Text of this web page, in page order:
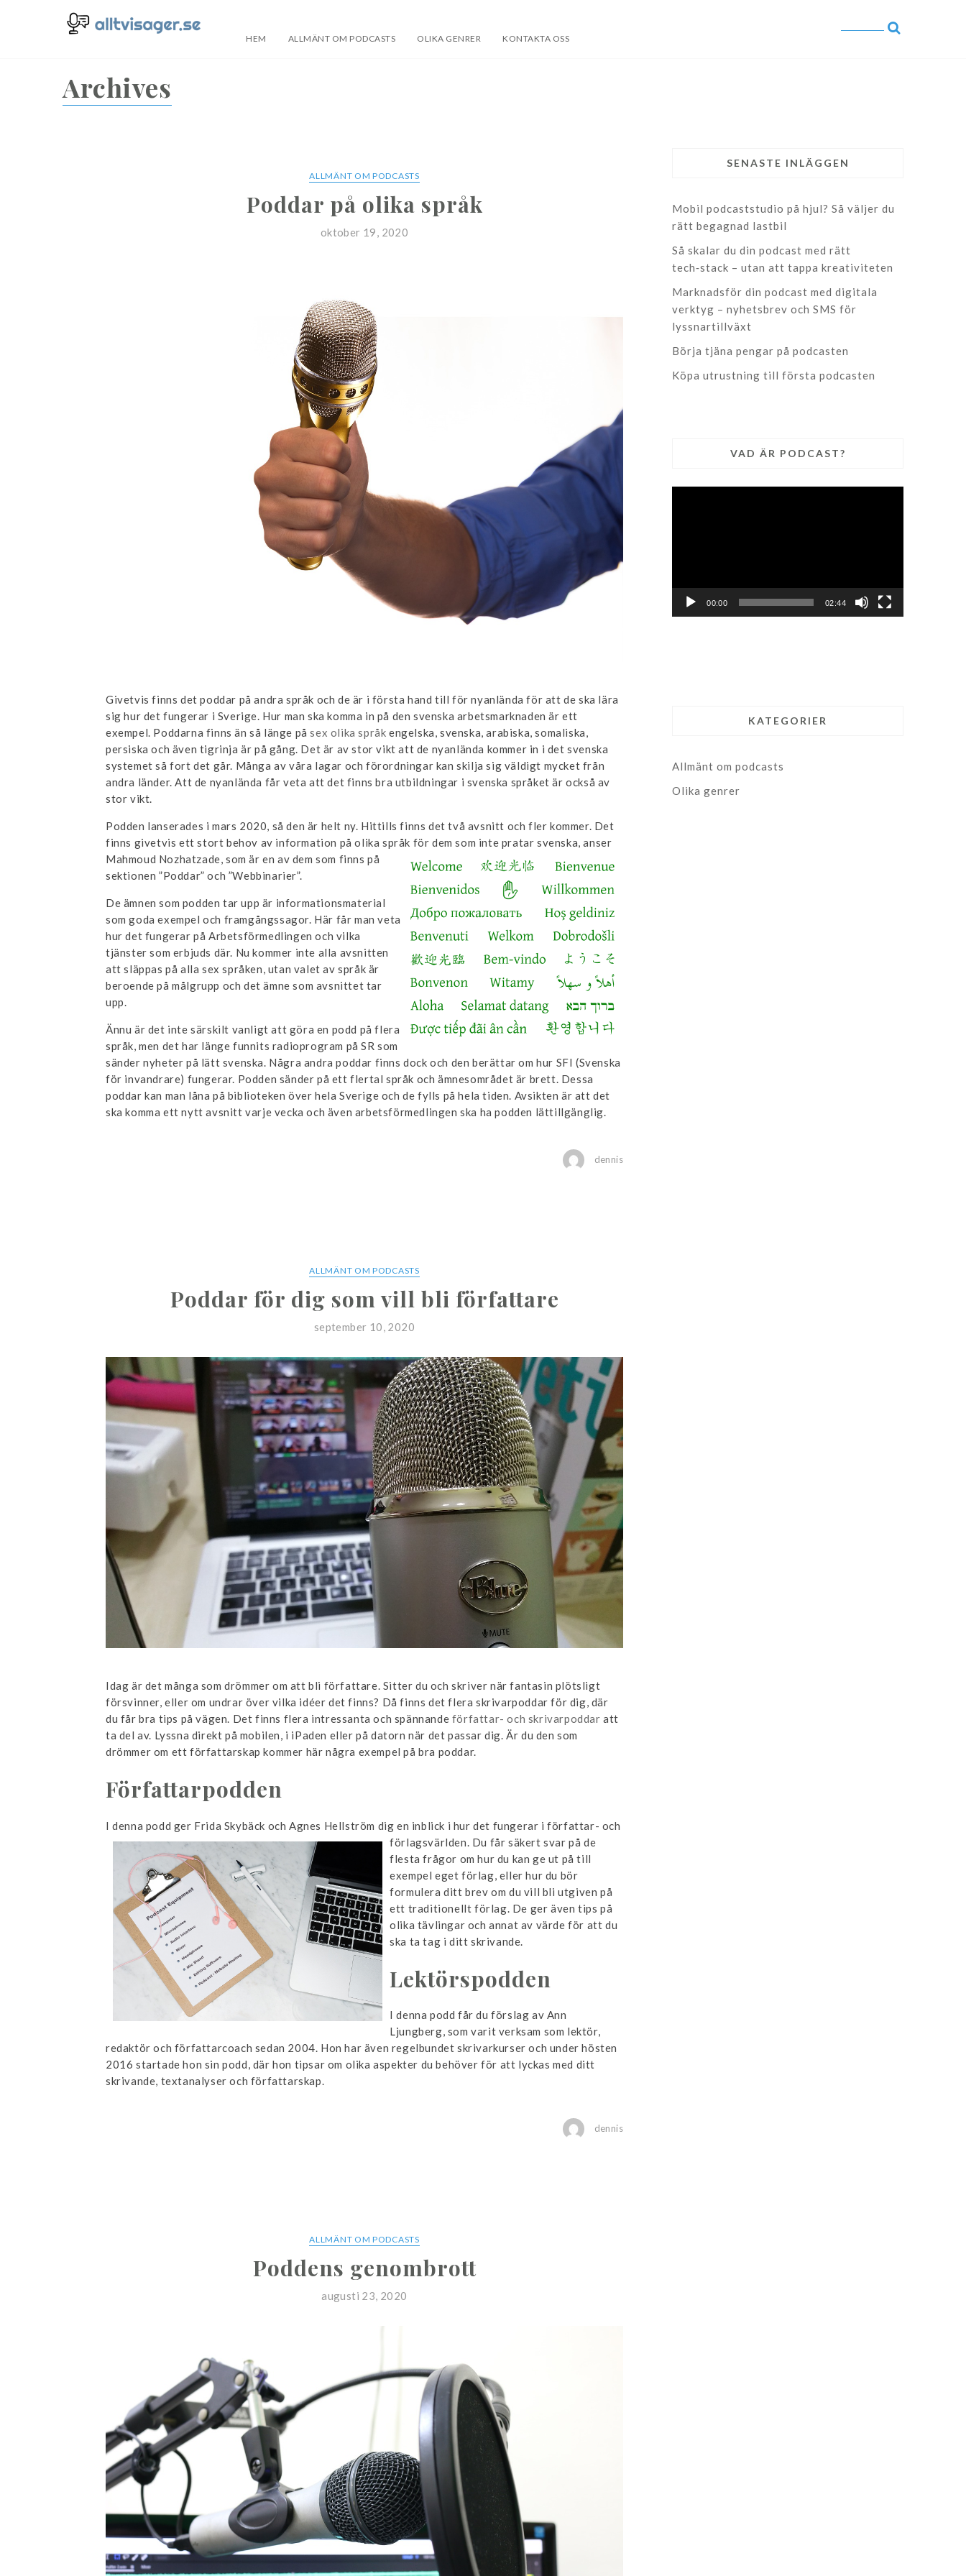
HEM ALLMÄNT OM PODCASTS OLIKA GENRER KONTAKTA OSS
Archives
ALLMÄNT OM PODCASTS
Poddar på olika språk
oktober 19, 2020
Givetvis finns det poddar på andra språk och de är i första hand till för nyanlända för att de ska lära
sig hur det fungerar i Sverige. Hur man ska komma in på den svenska arbetsmarknaden är ett
exempel. Poddarna finns än så länge påsex olika språk engelska, svenska, arabiska, somaliska,
persiska och även tigrinja är på gång. Det är av stor vikt att de nyanlända kommer in i det svenska
systemet så fort det går. Många av våra lagar och förordningar kan skilja sig väldigt mycket från
andra länder. Att de nyanlända får veta att det finns bra utbildningar i svenska språket är också av
stor vikt.
Podden lanserades i mars 2020, så den är helt ny. Hittills finns det två avsnitt och fler kommer. Det
finns givetvis ett stort behov av information på olika språk för dem som inte pratar svenska, anser
Mahmoud Nozhatzade, som är en av dem som finns på
sektionen ”Poddar” och ”Webbinarier”.
De ämnen som podden tar upp är informationsmaterial
som goda exempel och framgångssagor. Här får man veta
hur det fungerar på Arbetsförmedlingen och vilka
tjänster som erbjuds där. Nu kommer inte alla avsnitten
att släppas på alla sex språken, utan valet av språk är
beroende på målgrupp och det ämne som avsnittet tar
upp.
Ännu är det inte särskilt vanligt att göra en podd på flera
språk, men det har länge funnits radioprogram på SR som
sänder nyheter på lätt svenska. Några andra poddar finns dock och den berättar om hur SFI (Svenska
för invandrare) fungerar. Podden sänder på ett flertal språk och ämnesområdet är brett. Dessa
poddar kan man låna på biblioteken över hela Sverige och de fylls på hela tiden. Avsikten är att det
ska komma ett nytt avsnitt varje vecka och även arbetsförmedlingen ska ha podden lättillgänglig.
dennis
ALLMÄNT OM PODCASTS
Poddar för dig som vill bli författare
september 10, 2020
Idag är det många som drömmer om att bli författare. Sitter du och skriver när fantasin plötsligt
försvinner, eller om undrar över vilka idéer det finns? Då finns det flera skrivarpoddar för dig, där
du får bra tips på vägen. Det finns flera intressanta och spännande författar- och skrivarpoddar att
ta del av. Lyssna direkt på mobilen, i iPaden eller på datorn när det passar dig. Är du den som
drömmer om ett författarskap kommer här några exempel på bra poddar.
Författarpodden
I denna podd ger Frida Skybäck och Agnes Hellström dig en inblick i hur det fungerar i författar- och
förlagsvärlden. Du får säkert svar på de
flesta frågor om hur du kan ge ut på till
exempel eget förlag, eller hur du bör
formulera ditt brev om du vill bli utgiven på
ett traditionellt förlag. De ger även tips på
olika tävlingar och annat av värde för att du
ska ta tag i ditt skrivande.
Lektörspodden
I denna podd får du förslag av Ann
Ljungberg, som varit verksam som lektör,
redaktör och författarcoach sedan 2004. Hon har även regelbundet skrivarkurser och under hösten
2016 startade hon sin podd, där hon tipsar om olika aspekter du behöver för att lyckas med ditt
skrivande, textanalyser och författarskap.
dennis
ALLMÄNT OM PODCASTS
Poddens genombrott
augusti 23, 2020
SENASTE INLÄGGEN
Mobil podcaststudio på hjul? Så väljer du
rätt begagnad lastbil
Så skalar du din podcast med rätt
tech‑stack – utan att tappa kreativiteten
Marknadsför din podcast med digitala
verktyg – nyhetsbrev och SMS för
lyssnartillväxt
Börja tjäna pengar på podcasten
Köpa utrustning till första podcasten
VAD ÄR PODCAST?
00:00 02:44
KATEGORIER
Allmänt om podcasts
Olika genrer